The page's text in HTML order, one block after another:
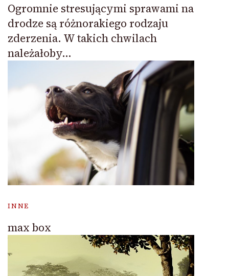
Ogromnie stresującymi sprawami na
drodze są różnorakiego rodzaju
zderzenia. W takich chwilach
należałoby…
INNE
max box